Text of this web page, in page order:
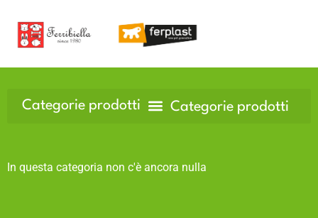
In questa categoria non c'è ancora nulla